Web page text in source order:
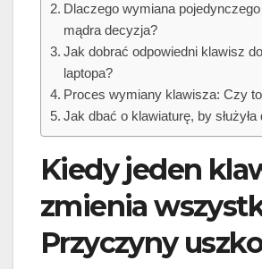
Dlaczego wymiana
mądra decyzja?
Jak dobrać odpowiedni klawisz
laptopa?
Proces wymiany klawisza: Czy
Jak dbać o klawiaturę, by służyła
Kiedy jeden
zmienia
Przyczyny